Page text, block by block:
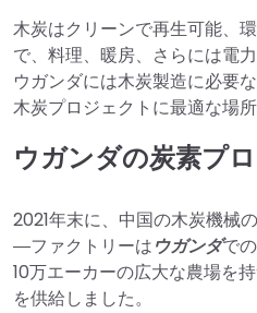
木炭はクリーンで再生可能、
で、料理、暖房、さらには電
ウガンダには木炭製造に必要
木炭プロジェクトに最適な場所
ウガンダの炭素プ
2021年末に、中国の木炭機械
―ファクトリーはウガンダで
10万エーカーの広大な農場を
を供給しました。